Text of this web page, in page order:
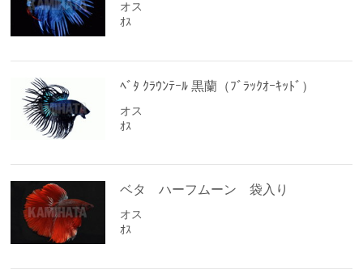
オス
ｵｽ
ﾍﾞﾀ ｸﾗｳﾝﾃｰﾙ 黒蘭（ﾌﾞﾗｯｸｵｰｷｯﾄﾞ）
オス
ｵｽ
ベタ ハーフムーン 袋入り
オス
ｵｽ